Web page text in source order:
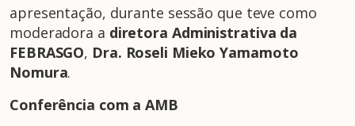
apresentação, durante sessão que teve como
moderadora a diretora Administrativa da
FEBRASGO, Dra. Roseli Mieko Yamamoto
Nomura.
Conferência com a AMB